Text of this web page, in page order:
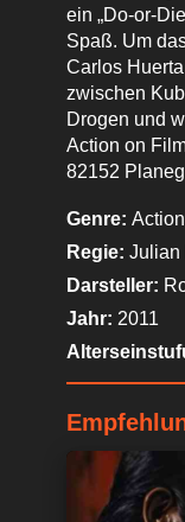
ein „Do-or-
Spaß. Um
Carlos
zwischen
Drogen und
Action on
82152
Genre:
Regie: Julian
Darsteller:
Jahr: 2011